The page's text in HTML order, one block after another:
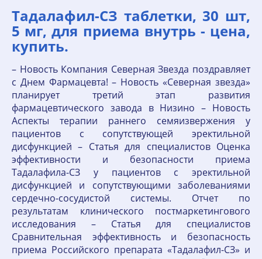
Тадалафил-СЗ таблетки, 30 шт,
5 мг, для приема внутрь - цена,
купить.
– Новость Компания Северная Звезда поздравляет
с Днем Фармацевта! – Новость «Северная звезда»
планирует третий этап развития
фармацевтического завода в Низино – Новость
Аспекты терапии раннего семяизвержения у
пациентов с сопутствующей эректильной
дисфункцией – Статья для специалистов Оценка
эффективности и безопасности приема
Тадалафила-СЗ у пациентов с эректильной
дисфункцией и сопутствующими заболеваниями
сердечно-сосудистой системы. Отчет по
результатам клинического постмаркетингового
исследования – Статья для специалистов
Сравнительная эффективность и безопасность
приема Российского препарата «Тадалафил-СЗ» и